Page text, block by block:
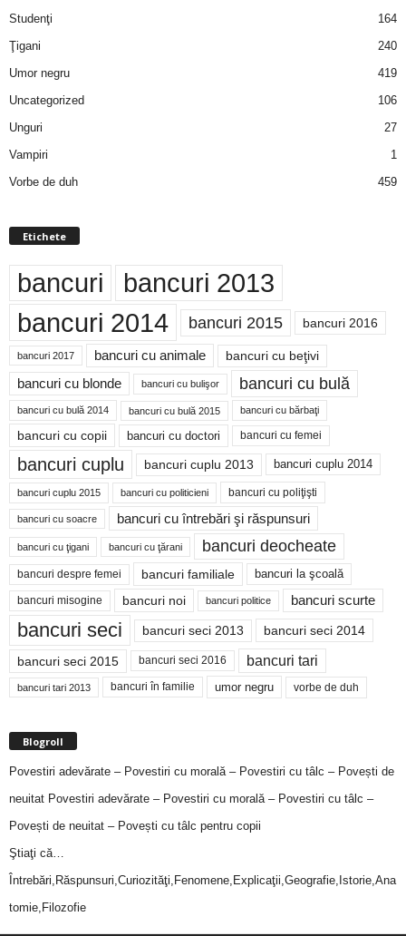
Studenţi
164
Ţigani
240
Umor negru
419
Uncategorized
106
Unguri
27
Vampiri
1
Vorbe de duh
459
Etichete
bancuri bancuri 2013
bancuri 2014 bancuri 2015 bancuri 2016
bancuri 2017 bancuri cu animale bancuri cu beţivi
bancuri cu blonde bancuri cu bulişor bancuri cu bulă
bancuri cu bulă 2014 bancuri cu bulă 2015 bancuri cu bărbaţi
bancuri cu copii bancuri cu doctori bancuri cu femei
bancuri cuplu bancuri cuplu 2013 bancuri cuplu 2014
bancuri cuplu 2015 bancuri cu politicieni bancuri cu poliţişti
bancuri cu soacre bancuri cu întrebări şi răspunsuri
bancuri cu ţigani bancuri cu ţărani bancuri deocheate
bancuri despre femei bancuri familiale bancuri la şcoală
bancuri misogine bancuri noi bancuri politice bancuri scurte
bancuri seci bancuri seci 2013 bancuri seci 2014
bancuri seci 2015 bancuri seci 2016 bancuri tari
bancuri tari 2013 bancuri în familie umor negru vorbe de duh
Blogroll
Povestiri adevărate – Povestiri cu morală – Povestiri cu tâlc – Povești de
neuitat Povestiri adevărate – Povestiri cu morală – Povestiri cu tâlc –
Povești de neuitat – Povești cu tâlc pentru copii
Ştiaţi că…
Întrebări,Răspunsuri,Curiozităţi,Fenomene,Explicaţii,Geografie,Istorie,Ana
tomie,Filozofie